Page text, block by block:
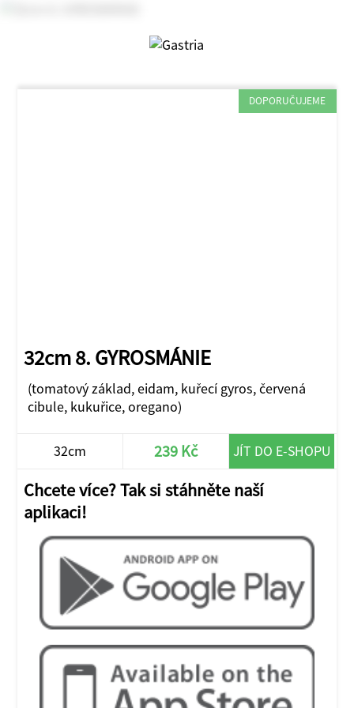
DOPORUČUJEME
32cm 8. GYROSMÁNIE
(tomatový základ, eidam, kuřecí gyros, červená
cibule, kukuřice, oregano)
32cm 239 Kč JÍT DO E-SHOPU
Chcete více? Tak si stáhněte naší
aplikaci!